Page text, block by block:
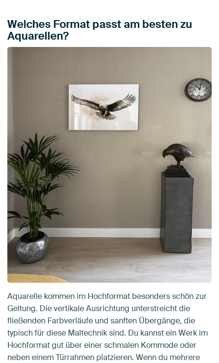
Welches Format passt am besten zu
Aquarellen?
Aquarelle kommen im Hochformat besonders schön zur
Geltung. Die vertikale Ausrichtung unterstreicht die
fließenden Farbverläufe und sanften Übergänge, die
typisch für diese Maltechnik sind. Du kannst ein Werk im
Hochformat gut über einer schmalen Kommode oder
neben einem Türrahmen platzieren. Wenn du mehrere